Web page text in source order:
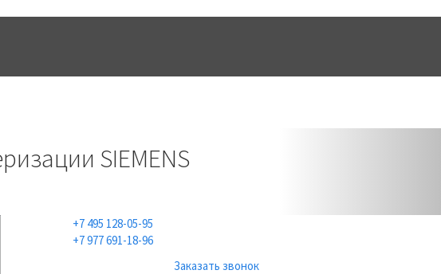
SIEMENS
+7 495 128-05-95
+7 977 691-18-96
Заказать звонок